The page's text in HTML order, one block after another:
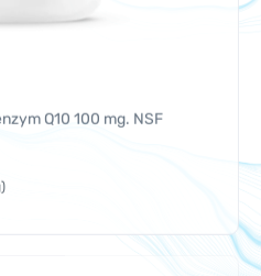
Q10 100 mg. NSF